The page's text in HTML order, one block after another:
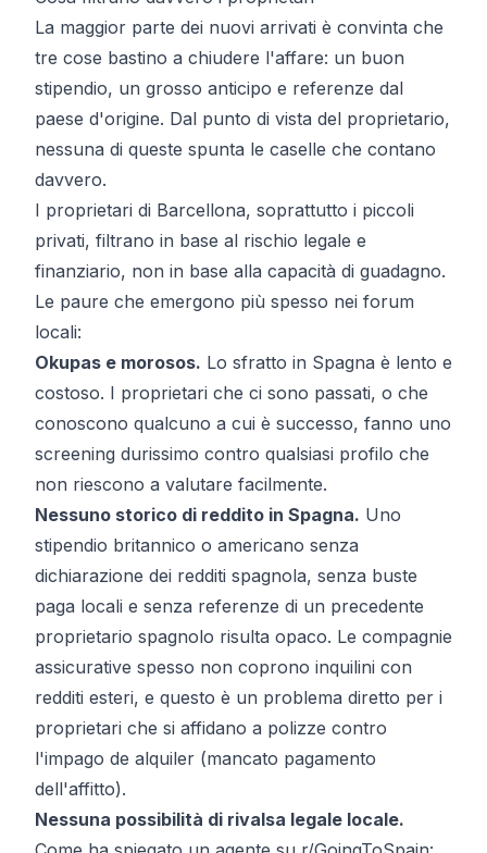
La maggior parte dei nuovi arrivati è convinta che
tre cose bastino a chiudere l'affare: un buon
stipendio, un grosso anticipo e referenze dal
paese d'origine. Dal punto di vista del proprietario,
nessuna di queste spunta le caselle che contano
davvero.
I proprietari di Barcellona, soprattutto i piccoli
privati, filtrano in base al rischio legale e
finanziario, non in base alla capacità di guadagno.
Le paure che emergono più spesso nei forum
locali:
Okupas e morosos. Lo sfratto in Spagna è lento e
costoso. I proprietari che ci sono passati, o che
conoscono qualcuno a cui è successo, fanno uno
screening durissimo contro qualsiasi profilo che
non riescono a valutare facilmente.
Nessuno storico di reddito in Spagna. Uno
stipendio britannico o americano senza
dichiarazione dei redditi spagnola, senza buste
paga locali e senza referenze di un precedente
proprietario spagnolo risulta opaco. Le compagnie
assicurative spesso non coprono inquilini con
redditi esteri, e questo è un problema diretto per i
proprietari che si affidano a polizze contro
l'impago de alquiler (mancato pagamento
dell'affitto).
Nessuna possibilità di rivalsa legale locale.